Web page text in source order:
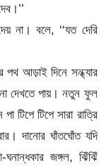
না। বলে, ‘‘যত দেরি
পথ আড়াই দিনে সন্ধ্যার
দেখতে পায়। নতুন ফুল
টিপে টিপে সারা রাত্রি
দানোর ঘাঁতঘোঁত যদি
জঙ্গল, ঝিঁঝিঁ